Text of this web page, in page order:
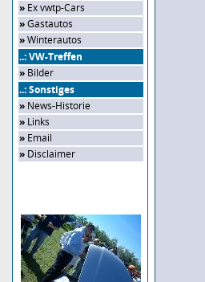
» Ex vwtp-Cars
»Gastautos
»Winterautos
..: VW-Treffen
» Bilder
..: Sonstiges
» News-Historie
» Links
» Email
» Disclaimer